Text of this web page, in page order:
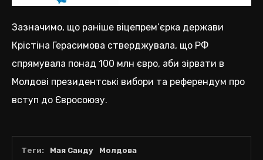
Зазначимо, що раніше віцепрем’єрка держави
Крістіна Герасимова стверджувала, що РФ
спрямувала понад 100 млн євро, аби зірвати в
Молдові президентські вибори та референдум про
вступ до Євросоюзу.
Теги: Мая Санду
Молдова